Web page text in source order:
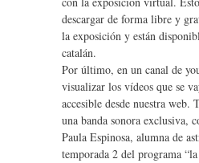
descargar de forma libre y
la exposición y están
catalán.
Por último, en un canal de
visualizar los vídeos que se
accesible desde nuestra web.
una banda sonora exclusiva,
Paula Espinosa, alumna de
temporada 2 del programa